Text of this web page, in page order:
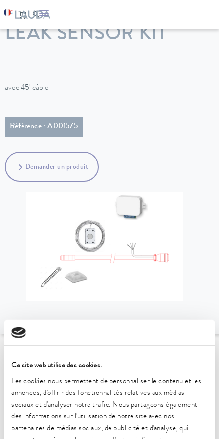
Ce site web utilise des cookies.
Les cookies nous permettent de personnaliser le contenu et les
annonces, d'offrir des fonctionnalités relatives aux médias
sociaux et d'analyser notre trafic. Nous partageons également
des informations sur l'utilisation de notre site avec nos
partenaires de médias sociaux, de publicité et d'analyse, qui
LAUDA Appareils de thermorégulation
LEAK SENSOR KIT
avec 45' câble
Référence : A001575
Demander un produit
Vers l'aperçu des accessoires
Caractéristiques techniques
(selon DIN 12876)